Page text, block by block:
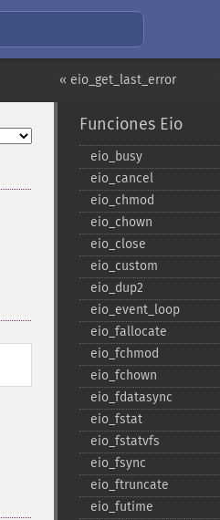
« eio_get_last_error
Funciones Eio
eio_​busy
eio_​cancel
eio_​chmod
eio_​chown
eio_​close
eio_​custom
eio_​dup2
eio_​event_​loop
eio_​fallocate
eio_​fchmod
eio_​fchown
eio_​fdatasync
eio_​fstat
eio_​fstatvfs
eio_​fsync
eio_​ftruncate
eio_​futime